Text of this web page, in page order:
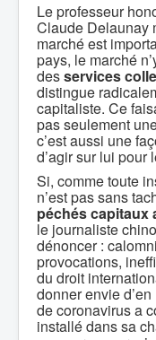
Le professeur
Claude Delaunay
marché est
pays, le marché
desservices
distingue
capitaliste. Ce
pas seulement
c’est aussi une
d’agir sur lui pour
Si, comme toute
n’est pas sans
péchés capitaux
le journaliste
dénoncer :
provocations,
du droit
donner envie
de coronavirus a
installé dans sa